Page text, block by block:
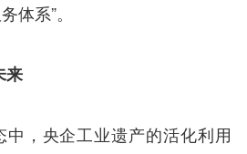
体系”。
来
中，央企工业遗产的活化利用